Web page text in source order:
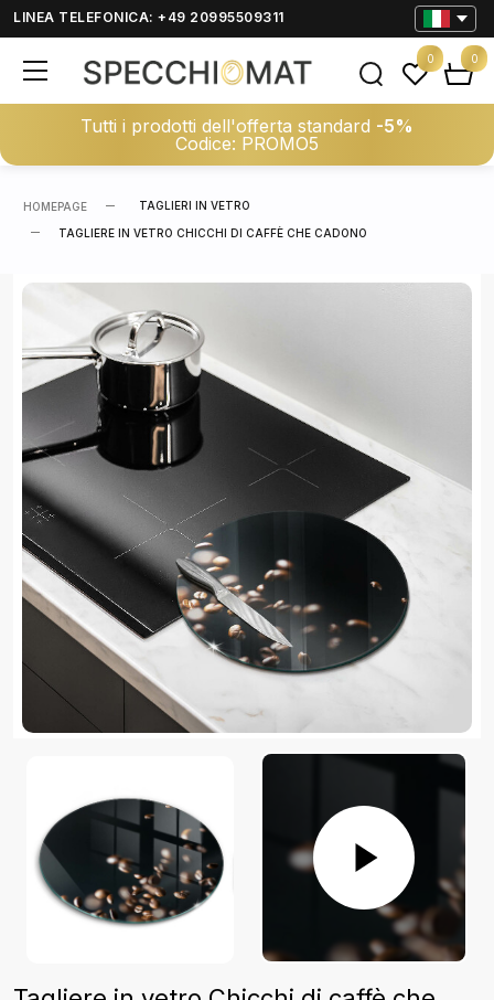
LINEA TELEFONICA: +49 20995509311
Tutti i prodotti dell'offerta standard -5%
Codice: PROMO5
0 0
HOMEPAGE TAGLIERI IN VETRO
TAGLIERE IN VETRO CHICCHI DI CAFFÈ CHE CADONO